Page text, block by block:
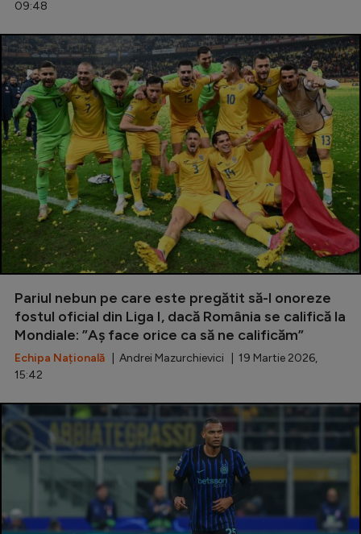
09:48
Pariul nebun pe care este pregătit să-l onoreze
fostul oficial din Liga I, dacă România se califică la
Mondiale: ”Aș face orice ca să ne calificăm”
Echipa Națională | Andrei Mazurchievici | 19 Martie 2026,
15:42